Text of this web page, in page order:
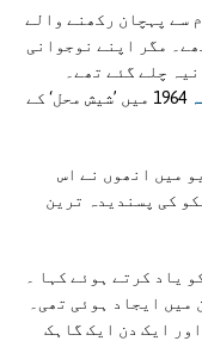
سے پہچان رکھنے والے
مگر اپنے نوجوانی
چلے گئے تھے۔
1964 میں ’شیش محل‘ کے
میں انھوں نے اس
کی پسندیدہ ترین
یاد کرتے ہوئے کہا ۔
ایجاد ہوئی تھی۔
ایک دن ایک گاہک